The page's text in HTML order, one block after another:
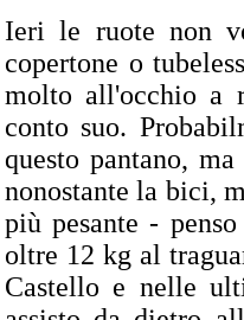
Ieri le ruote non
copertone o
molto all'occhio a
conto suo.
questo pantano,
nonostante la bici,
più pesante -
oltre 12 kg al
Castello e nelle